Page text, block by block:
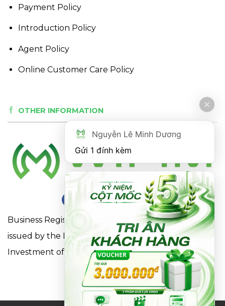
Payment Policy
Introduction Policy
Agent Policy
Online Customer Care Policy
OTHER INFORMATION
Business Registration Certificate No. 0316863281
issued by the Department of Planning and
Investment of Ho Chi Minh City on May 18, 2021
Nguyễn Lê Minh Dương
Gửi 1 đính kèm